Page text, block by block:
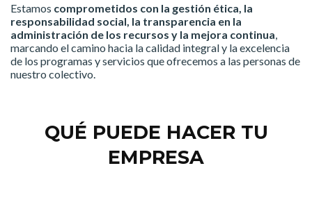
Estamos comprometidos con la gestión ética, la
responsabilidad social, la transparencia en la
administración de los recursos y la mejora continua
marcando el camino hacia la calidad integral y la excelencia
de los programas y servicios que ofrecemos a las personas de
nuestro colectivo.
QUÉ PUEDE HACER TU
EMPRESA